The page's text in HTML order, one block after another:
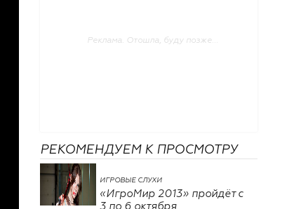
РЕКОМЕНДУЕМ К ПРОСМОТРУ
ИГРОВЫЕ СЛУХИ
«ИгроМир 2013» пройдёт с
3 по 6 октября